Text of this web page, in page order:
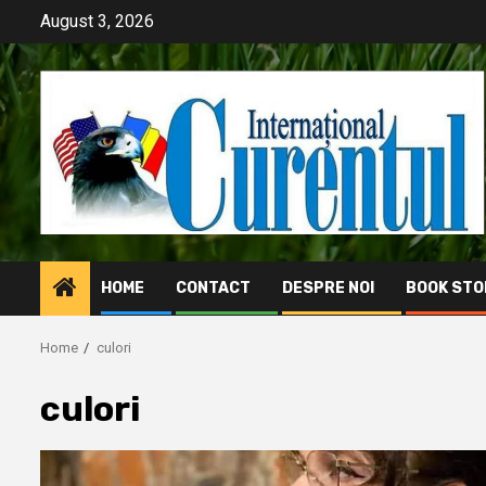
content
August 3, 2026
HOME CONTACT DESPRE NOI BOOK
Home culori
culori